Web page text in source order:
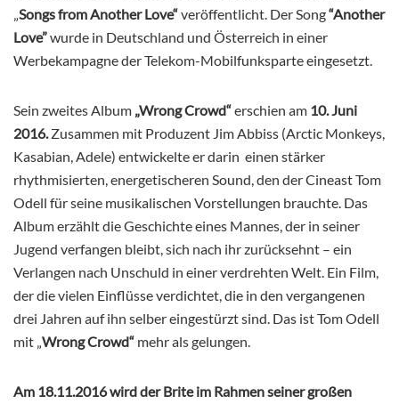
Songs from Another Love“veröffentlicht. Der Song“Another
Love”wurde in Deutschland und Österreich in einer
Werbekampagne der Telekom-Mobilfunksparte eingesetzt.
Sein zweites Album „Wrong Crowd“erschien am 10. Juni
2016. Zusammen mit Produzent Jim Abbiss (Arctic Monkeys,
Kasabian, Adele) entwickelte er darin einen stärker
rhythmisierten, energetischeren Sound, den der Cineast Tom
Odell für seine musikalischen Vorstellungen brauchte. Das
Album erzählt die Geschichte eines Mannes, der in seiner
Jugend verfangen bleibt, sich nach ihr zurücksehnt – ein
Verlangen nach Unschuld in einer verdrehten Welt. Ein Film,
der die vielen Einflüsse verdichtet, die in den vergangenen
drei Jahren auf ihn selber eingestürzt sind. Das ist Tom Odell
mit „ Wrong Crowd“ mehr als gelungen.
Am 18.11.2016 wird der Brite im Rahmen seiner großen